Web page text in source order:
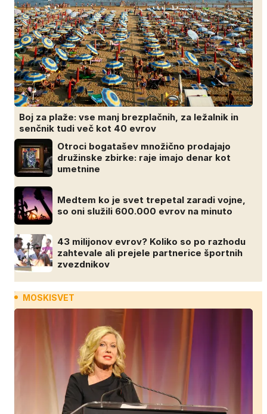
Boj za plaže: vse manj brezplačnih, za ležalnik in
senčnik tudi več kot 40 evrov
Otroci bogatašev množično prodajajo
družinske zbirke: raje imajo denar kot
umetnine
Medtem ko je svet trepetal zaradi vojne,
so oni služili 600.000 evrov na minuto
43 milijonov evrov? Koliko so po razhodu
zahtevale ali prejele partnerice športnih
zvezdnikov
MOSKISVET